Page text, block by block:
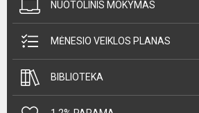
NUOTOLINIS MOKYMAS
MĖNESIO VEIKLOS PLANAS
BIBLIOTEKA